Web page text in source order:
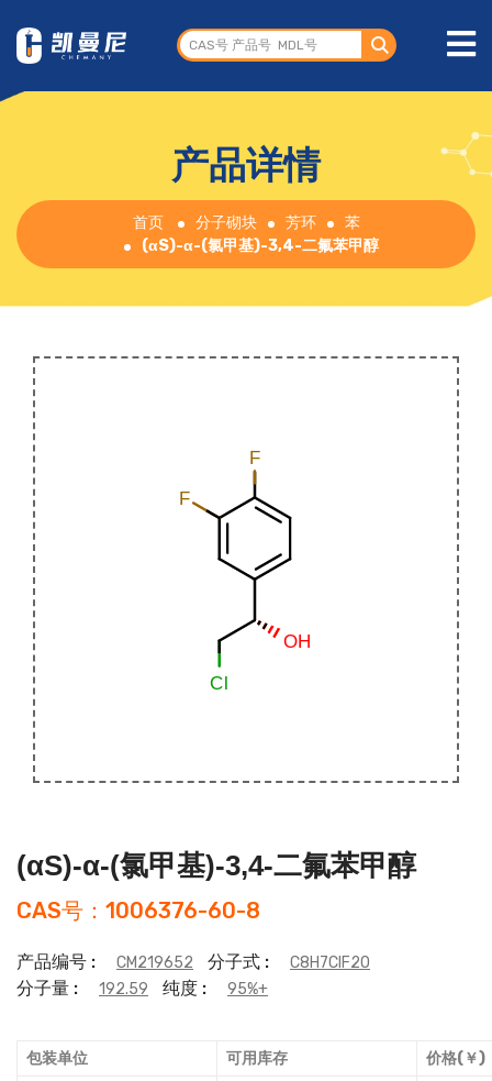
产品详情
首页 分子砌块 芳环
苯
(αS)-α-(氯甲基)-3,4-二氟苯甲醇
(αS)-α-(氯甲基)-3,4-二氟苯甲醇
CAS号：1006376-60-8
产品编号 : CM219652 分子式 : C8H7ClF2O
分子量 : 192.59 纯度 : 95%+
包装单位 可用库存 价格(￥)